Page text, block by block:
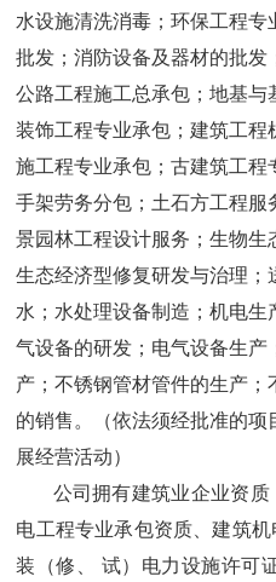
水设施清洗消毒；环保工程
批发；消防设备及器材的批发
公路工程施工总承包；地基
装饰工程专业承包；建筑工
施工程专业承包；古建筑工
手架劳务分包；土石方工程
景园林工程设计服务；生物
生态经济型修复研发与治理
水；水处理设备制造；机电
气设备的研发；电气设备生
产；不锈钢管材管件的生产
的销售。（依法须经批准的
展经营活动）
公司拥有建筑业企业资质
电工程专业承包资质、建筑
装（修、 试）电力设施许可